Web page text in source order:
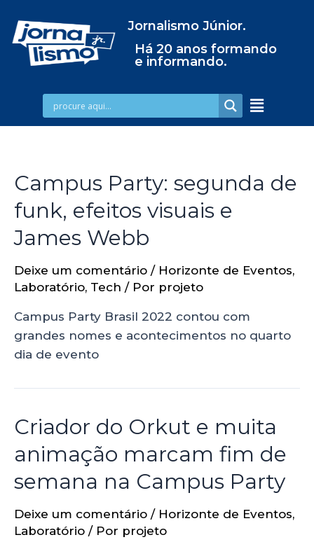
Jornalismo Júnior.
Há 20 anos formando
e informando.
Campus Party: segunda de
funk, efeitos visuais e
James Webb
Deixe um comentário / Horizonte de Eventos,
Laboratório, Tech / Por projeto
Campus Party Brasil 2022 contou com
grandes nomes e acontecimentos no quarto
dia de evento
Criador do Orkut e muita
animação marcam fim de
semana na Campus Party
Deixe um comentário / Horizonte de Eventos,
Laboratório / Por projeto